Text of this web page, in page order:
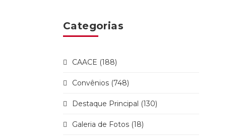
Categorias
CAACE (188)
Convênios (748)
Destaque Principal (130)
Galeria de Fotos (18)